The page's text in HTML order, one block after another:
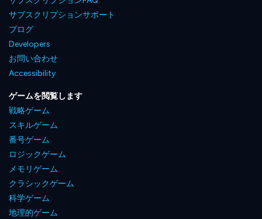
サブスクリプションサポート
ブログ
Developers
お問い合わせ
Accessibility
ゲームを閲覧します
戦略ゲーム
スキルゲーム
番号ゲーム
ロジックゲーム
メモリゲーム
クラシックゲーム
科学ゲーム
地理的ゲーム